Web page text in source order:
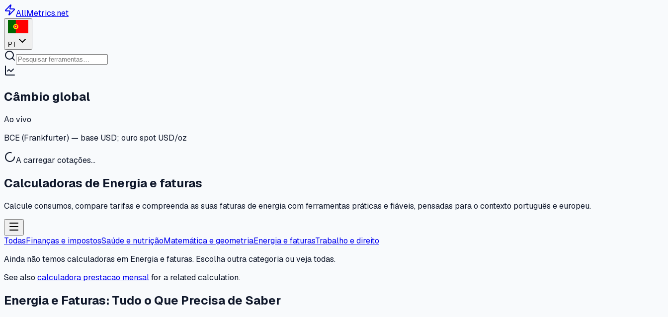
AllMetrics.net
PT
Câmbio global
Ao vivo
BCE (Frankfurter) — base USD; ouro spot USD/oz
A carregar cotações…
Calculadoras de Energia e faturas
Calcule consumos, compare tarifas e compreenda as suas faturas de energia com ferramentas práticas e fiáveis, pensadas para o contexto português e europeu.
TodasFinanças e impostosSaúde e nutriçãoMatemática e geometriaEnergia e faturasTrabalho e direito
Ainda não temos calculadoras em Energia e faturas. Escolha outra categoria ou veja todas.
See also calculadora prestacao mensalfor a related calculation.
Energia e Faturas: Tudo o Que Precisa de Saber